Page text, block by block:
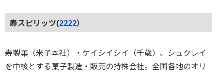
寿スピリッツ(2222）
寿製菓（米子本社）・ケイシイシイ（千歳）、シュクレイ
を中核とする菓子製造・販売の持株会社。全国各地のオリ